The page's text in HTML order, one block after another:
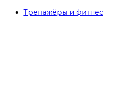
Тренажёры и фитнес